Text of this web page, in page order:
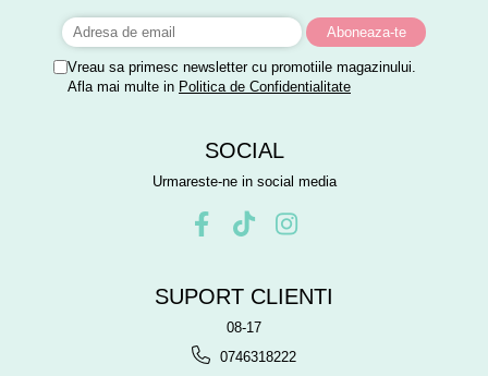
Vreau sa primesc newsletter cu promotiile magazinului.
Afla mai multe in Politica de Confidentialitate
SOCIAL
Urmareste-ne in social media
SUPORT CLIENTI
08-17
0746318222